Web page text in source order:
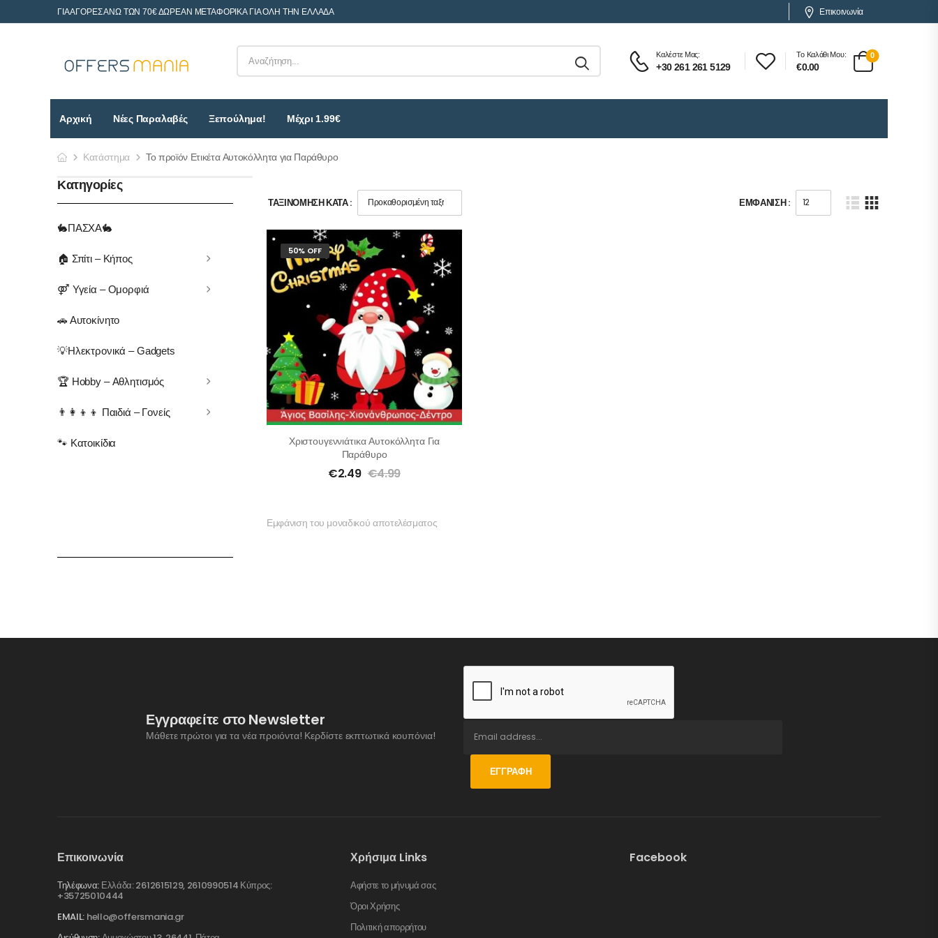
ΓΙΑ ΑΓΟΡΕΣ ΑΝΩ ΤΩΝ 70€ ΔΩΡΕΑΝ ΜΕΤΑΦΟΡΙΚΑ ΓΙΑ ΟΛΗ ΤΗΝ ΕΛΛΑΔΑ Επικοινωνία
Καλέστε Μας:
+30 261 261 5129
Το Καλάθι Μου:
€0.00
0
Αρχική Νέες Παραλαβές Ξεπούλημα! Μέχρι 1.99€
Κατάστημα
Το προϊόν Ετικέτα Αυτοκόλλητα για Παράθυρο
Κατηγορίες
🐇ΠΑΣΧΑ🐇
🏠 Σπίτι – Κήπος
⚤ Υγεία – Ομορφιά
🚗 Αυτοκίνητο
💡Ηλεκτρονικά – Gadgets
🏆 Hobby – Αθλητισμός
👨‍👩‍👦‍👦 Παιδιά – Γονείς
🐾 Κατοικίδια
ΤΑΞΙΝΌΜΗΣΗ ΚΑΤΆ : ΕΜΦΆΝΙΣΗ :
50% OFF
Χριστουγεννιάτικα Αυτοκόλλητα Για
Παράθυρο
€2.49 €4.99
Εμφάνιση του μοναδικού αποτελέσματος
Εγγραφείτε στο Newsletter
Μάθετε πρώτοι για τα νέα προιόντα! Κερδίστε εκπτωτικά κουπόνια!
ΕΓΓΡΑΦΉ
Επικοινωνία
Τηλέφωνα: Ελλάδα: 2612615129, 2610990514 Κύπρος:
+35725010444
EMAIL: hello@offersmania.gr
Χρήσιμα Links
Αφήστε το μήνυμά σας
Όροι Χρήσης
Πολιτική απορρήτου
Facebook